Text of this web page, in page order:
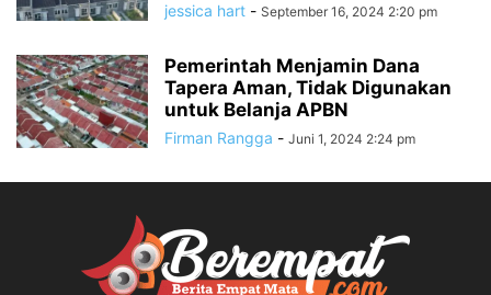
jessica hart - September 16, 2024 2:20 pm
Pemerintah Menjamin Dana
Tapera Aman, Tidak Digunakan
untuk Belanja APBN
Firman Rangga - Juni 1, 2024 2:24 pm